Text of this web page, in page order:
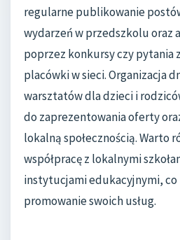
regularne publikowanie
wydarzeń w przedszkolu oraz
poprzez konkursy czy pytania
placówki w sieci. Organizacja
warsztatów dla dzieci i
do zaprezentowania oferty
lokalną społecznością. Warto
współpracę z lokalnymi
instytucjami edukacyjnymi, co
promowanie swoich usług.